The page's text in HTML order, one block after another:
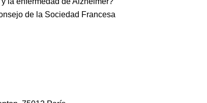
de la Sociedad Francesa